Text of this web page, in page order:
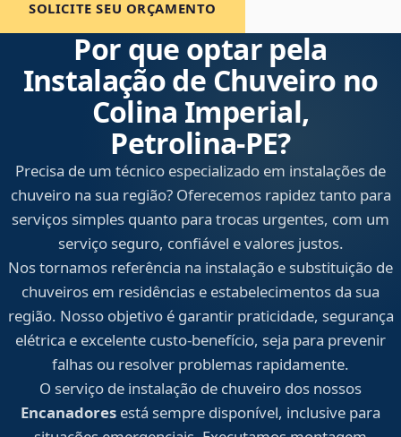
SOLICITE SEU ORÇAMENTO
Por que optar pela
Instalação de Chuveiro no
Colina Imperial,
Petrolina‑PE?
Precisa de um técnico especializado em instalações de
chuveiro na sua região? Oferecemos rapidez tanto para
serviços simples quanto para trocas urgentes, com um
serviço seguro, confiável e valores justos.
Nos tornamos referência na instalação e substituição de
chuveiros em residências e estabelecimentos da sua
região. Nosso objetivo é garantir praticidade, segurança
elétrica e excelente custo-benefício, seja para prevenir
falhas ou resolver problemas rapidamente.
O serviço de instalação de chuveiro dos nossos
Encanadores está sempre disponível, inclusive para